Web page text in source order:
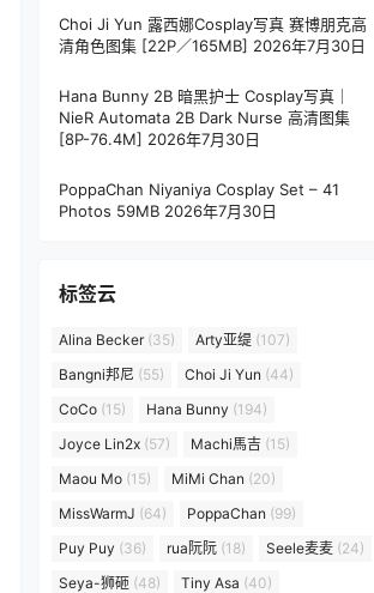
Choi Ji Yun 露西娜Cosplay写真 赛博朋克高
清角色图集 [22P／165MB] 2026年7月30日
Hana Bunny 2B 暗黑护士 Cosplay写真｜
NieR Automata 2B Dark Nurse 高清图集
[8P-76.4M] 2026年7月30日
PoppaChan Niyaniya Cosplay Set – 41
Photos 59MB 2026年7月30日
标签云
Alina Becker(35) Arty亚缇 (107)
Bangni邦尼 (55) Choi Ji Yun (44)
CoCo (15) Hana Bunny (194)
Joyce Lin2x (57) Machi馬吉 (15)
Maou Mo (15) MiMi Chan (20)
MissWarmJ (64) PoppaChan (99)
Puy Puy (36) rua阮阮 (18) Seele麦麦 (24)
Seya-狮砸 (48) Tiny Asa (40)